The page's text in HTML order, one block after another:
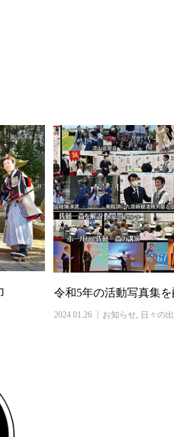
令和5年の活動写真集を
2024.01.26 お知らせ, 日々の